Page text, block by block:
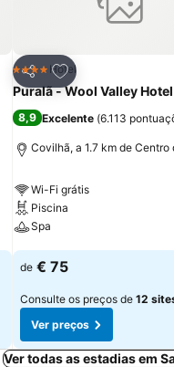
Partilhar
Adicionar aos
4 EstrelasHotel
Puralã - Wool Valley Hotel
8,9 Excelente (6.113
Covilhã, a 1.7 km de Centro
Wi-Fi grátis
Piscina
Spa
Ver preços
de € 75
Consulte os preços de 12
Ver preços
Ver todas as estadias em